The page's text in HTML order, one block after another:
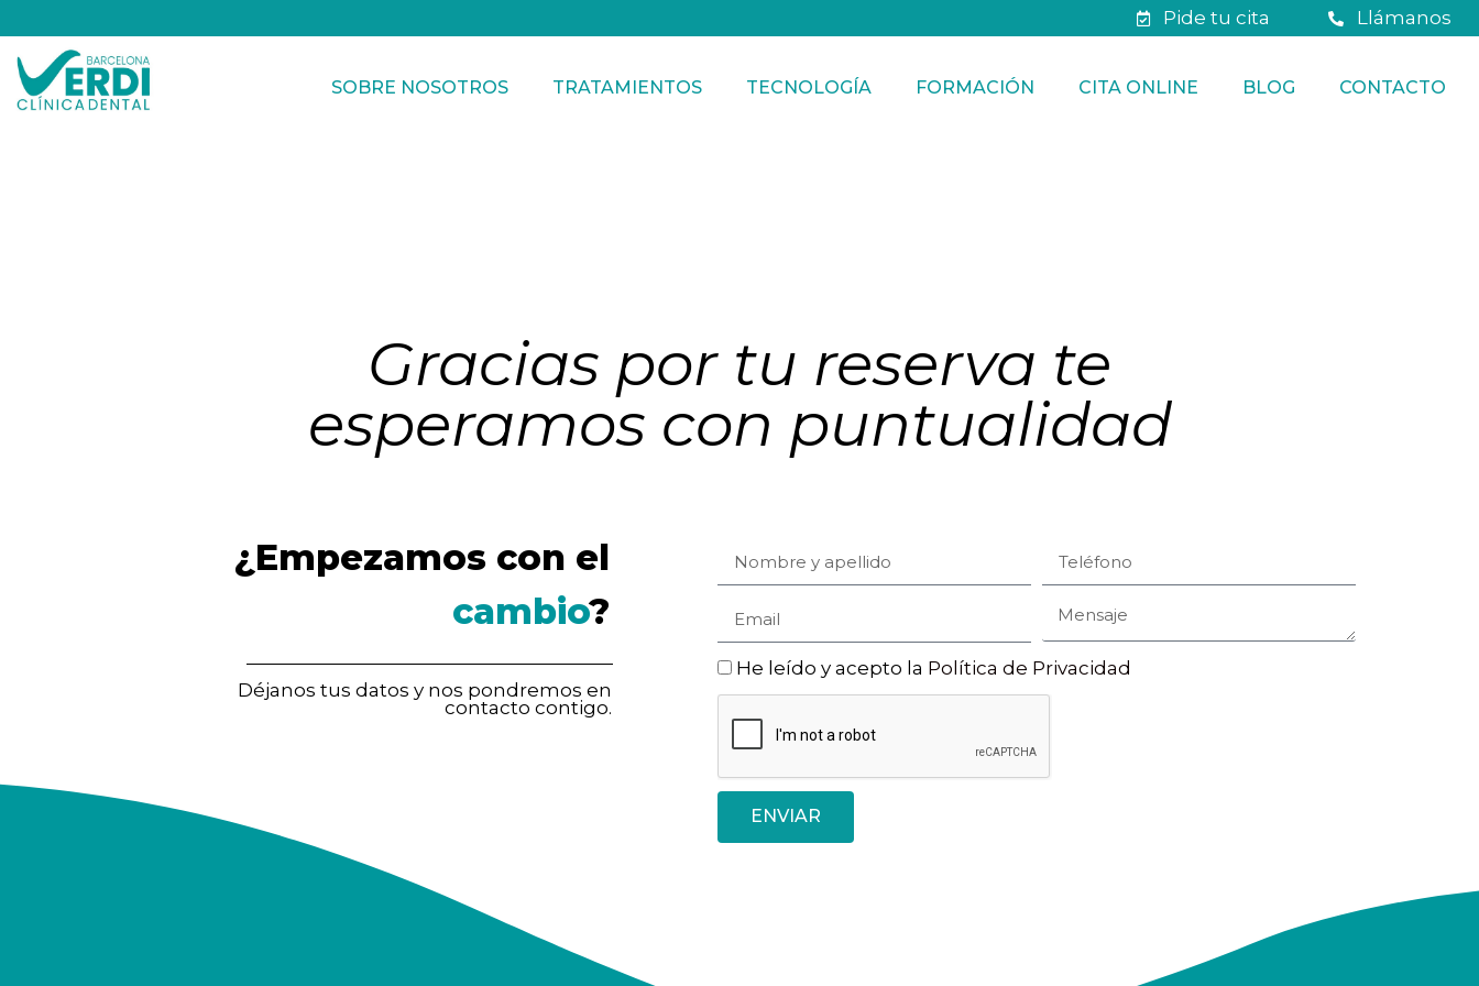
Pide tu cita Llámanos
SOBRE NOSOTROS TRATAMIENTOS TECNOLOGÍA FORMACIÓN CITA ONLINE BLOG CONTACTO
Gracias por tu reserva te
esperamos con puntualidad
¿Empezamos con el
cambio?
Déjanos tus datos y nos pondremos en
contacto contigo.
He leído y acepto la Política de Privacidad
ENVIAR